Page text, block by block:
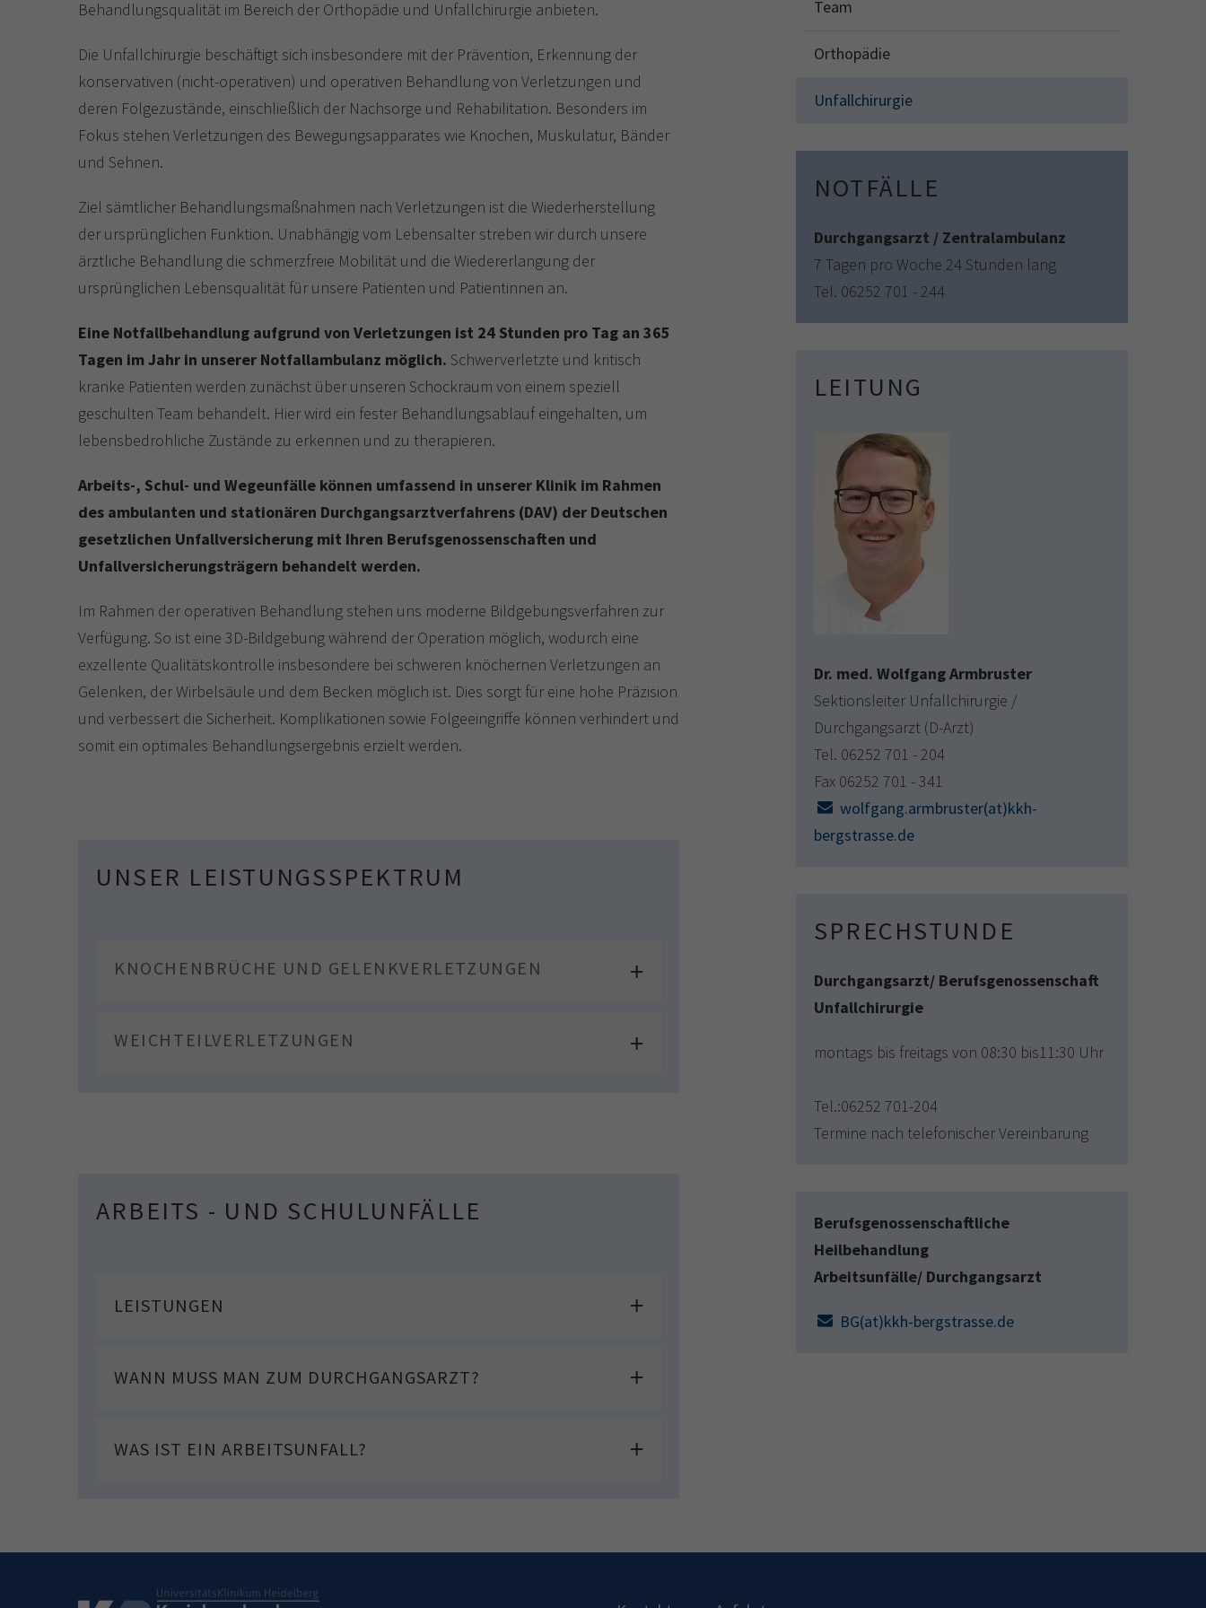
Behandlungsqualität im Bereich der Orthopädie und Unfallchirurgie anbieten.
Die Unfallchirurgie beschäftigt sich insbesondere mit der Prävention, Erkennung der
konservativen (nicht-operativen) und operativen Behandlung von Verletzungen und
deren Folgezustände, einschließlich der Nachsorge und Rehabilitation. Besonders im
Fokus stehen Verletzungen des Bewegungsapparates wie Knochen, Muskulatur, Bänder
und Sehnen.
Ziel sämtlicher Behandlungsmaßnahmen nach Verletzungen ist die Wiederherstellung
der ursprünglichen Funktion. Unabhängig vom Lebensalter streben wir durch unsere
ärztliche Behandlung die schmerzfreie Mobilität und die Wiedererlangung der
ursprünglichen Lebensqualität für unsere Patienten und Patientinnen an.
Eine Notfallbehandlung aufgrund von Verletzungen ist 24 Stunden pro Tag an 365
Tagen im Jahr in unserer Notfallambulanz möglich. Schwerverletzte und kritisch
kranke Patienten werden zunächst über unseren Schockraum von einem speziell
geschulten Team behandelt. Hier wird ein fester Behandlungsablauf eingehalten, um
lebensbedrohliche Zustände zu erkennen und zu therapieren.
Arbeits-, Schul- und Wegeunfälle können umfassend in unserer Klinik im Rahmen
des ambulanten und stationären Durchgangsarztverfahrens (DAV) der Deutschen
gesetzlichen Unfallversicherung mit Ihren Berufsgenossenschaften und
Unfallversicherungsträgern behandelt werden.
Im Rahmen der operativen Behandlung stehen uns moderne Bildgebungsverfahren zur
Verfügung. So ist eine 3D-Bildgebung während der Operation möglich, wodurch eine
exzellente Qualitätskontrolle insbesondere bei schweren knöchernen Verletzungen an
Gelenken, der Wirbelsäule und dem Becken möglich ist. Dies sorgt für eine hohe Präzision
und verbessert die Sicherheit. Komplikationen sowie Folgeeingriffe können verhindert und
somit ein optimales Behandlungsergebnis erzielt werden.
UNSER LEISTUNGSSPEKTRUM
KNOCHENBRÜCHE UND GELENKVERLETZUNGEN
WEICHTEILVERLETZUNGEN
ARBEITS - UND SCHULUNFÄLLE
LEISTUNGEN
WANN MUSS MAN ZUM DURCHGANGSARZT?
WAS IST EIN ARBEITSUNFALL?
Team
Orthopädie
Unfallchirurgie
NOTFÄLLE
Durchgangsarzt / Zentralambulanz
7 Tagen pro Woche 24 Stunden lang
Tel. 06252 701 - 244
LEITUNG
Dr. med. Wolfgang Armbruster
Sektionsleiter Unfallchirurgie /
Durchgangsarzt (D-Arzt)
Tel. 06252 701 - 204
Fax 06252 701 - 341
wolfgang.armbruster(at)kkh-
bergstrasse.de
SPRECHSTUNDE
Durchgangsarzt/ Berufsgenossenschaft
Unfallchirurgie
montags bis freitags von 08:30 bis11:30 Uhr
Tel.:06252 701-204
Termine nach telefonischer Vereinbarung
Berufsgenossenschaftliche
Heilbehandlung
Arbeitsunfälle/ Durchgangsarzt
BG(at)kkh-bergstrasse.de